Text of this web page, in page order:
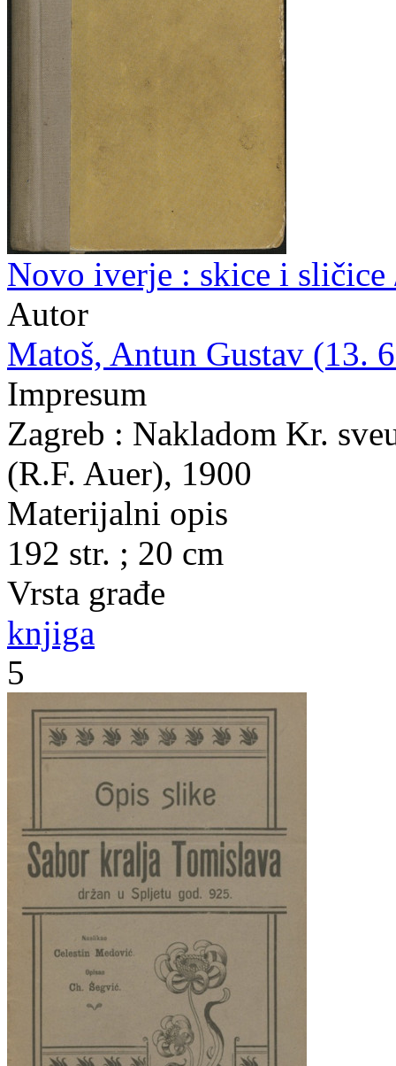
Novo iverje : skice i
Autor
Matoš, Antun Gustav (13.
Impresum
Zagreb : Nakladom Kr.
(R.F. Auer), 1900
Materijalni opis
192 str. ; 20 cm
Vrsta građe
knjiga
5